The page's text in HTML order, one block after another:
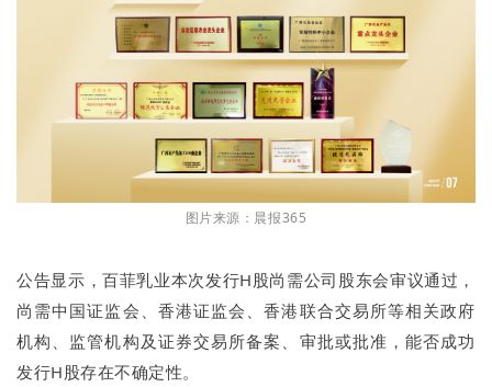
图片来源：晨报365
公告显示，百菲乳业本次发行H股尚需公司股东会审议通过，
尚需中国证监会、香港证监会、香港联合交易所等相关政府
机构、监管机构及证券交易所备案、审批或批准，能否成功
发行H股存在不确定性。